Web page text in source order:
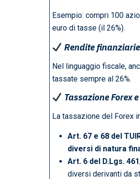
Esempio: compri 100
euro di tasse (il 26%).
Rendite finanziarie
Nel linguaggio fiscale,
tassate sempre al 26%.
Tassazione Forex
La tassazione del Forex
Art. 67 e 68 del
diversi di natura
Art. 6 del D.Lgs.
diversi derivanti da